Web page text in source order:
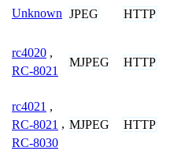
Unknown JPEG HTTP
rc4020 ,
RC-8021
MJPEG HTTP
rc4021 ,
RC-8021 ,
RC-8030
MJPEG HTTP